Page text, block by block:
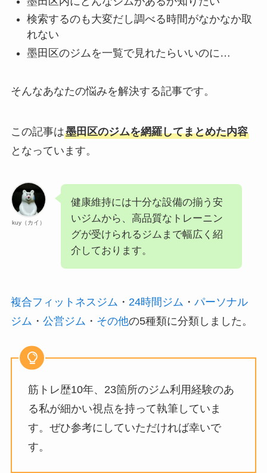
検索するのも大変だし調べる時間がなかなか取
れない
墨田区のジムを一覧で見れたらいいのに…
そんなあなたの悩みを解決する記事です。
この記事は墨田区のジムを網羅してまとめた内容
となっています。
kuy（カイ）
健康維持には十分な設備の揃う安
いジムから、高品質なトレーニン
グが受けられるジムまで幅広く紹
介しております。
複合フィットネスジム ・ 24時間ジム ・ パーソナル
ジム ・ 公営ジム ・ その他の5種類に分類しました。
筋トレ歴10年、23箇所のジム利用経験のあ
る私が細かい視点を持って執筆していま
す。ぜひ参考にしていただければ幸いで
す。